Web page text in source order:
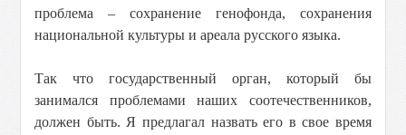
проблема – сохранение генофонда, сохранения
национальной культуры и ареала русского языка.
Так что государственный орган, который бы
занимался проблемами наших соотечественников,
должен быть. Я предлагал назвать его в свое время